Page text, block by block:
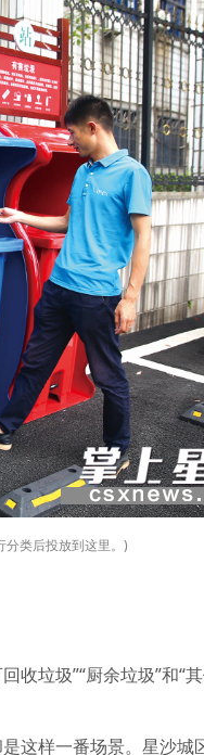
分类后投放到这里。)
垃圾”“厨余垃圾”和“
这样一番场景。星沙城